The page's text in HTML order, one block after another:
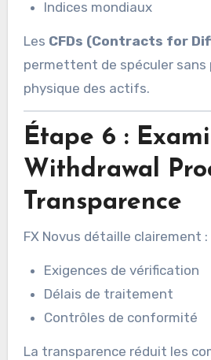
Indices mondiaux
Les CFDs (Contracts for
permettent de spéculer sans
physique des actifs.
Étape 6 :
Withdrawal
Transparence
FX Novus détaille clairement :
Exigences de vérification
Délais de traitement
Contrôles de conformité
La transparence réduit les